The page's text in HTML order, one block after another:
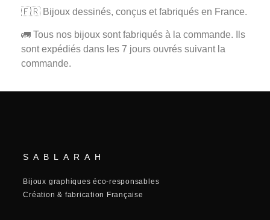
🇫🇷 Bijoux dessinés, conçus et fabriqués en France.
🚛 Tous nos bijoux sont fabriqués à la commande. Ils
sont expédiés dans les 7 jours ouvrés suivant la
commande.
SABLARAH
Bijoux graphiques éco-responsables
Création & fabrication Française